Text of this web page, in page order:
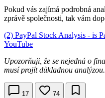
Pokud vás zajímá podrobná
zprávě společnosti, tak vám
(2) PayPal Stock Analysis - is
YouTube
Upozorňuji, že se nejedná o
musí projít důkladnou analýzou.
17 74